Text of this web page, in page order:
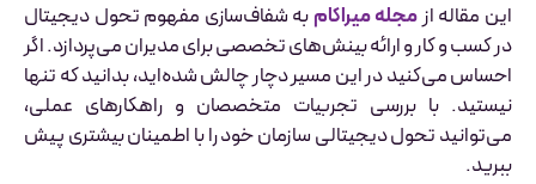
این مقاله ازمجله میراکامبه شفاف‌سازی مفهوم تحول دیجیتال
در کسب و کار و ارائه بینش‌های تخصصی برای مدیران می‌پردازد. اگر
احساس می‌کنید در این مسیر دچار چالش شده‌اید، بدانید که تنها
نیستید. با بررسی تجربیات متخصصان و راهکارهای عملی،
می‌توانید تحول دیجیتالی سازمان خود را با اطمینان بیشتری پیش
ببرید.